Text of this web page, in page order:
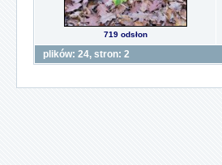
719 odsłon
plików: 24, stron: 2